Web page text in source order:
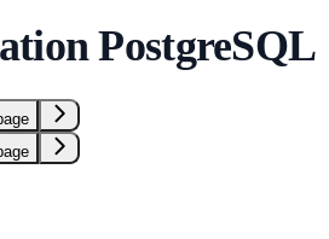
PostgreSQL